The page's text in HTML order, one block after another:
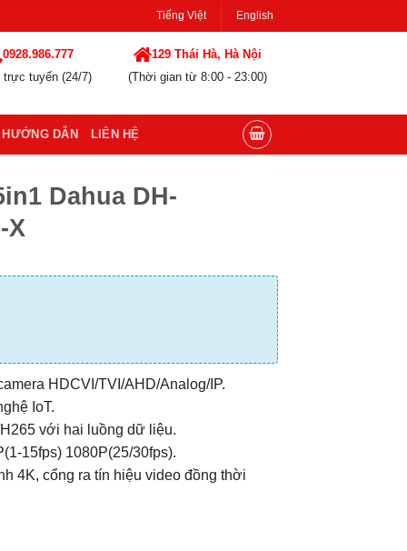
Tiếng Việt English
0928.986.777
tuyến (24/7)
129 Thái Hà, Hà Nội
(Thời gian từ 8:00 - 23:00)
HƯỚNG DẪN LIÊN HỆ
Dahua DH-
X
HDCVI/TVI/AHD/Analog/IP.
IoT.
với hai luồng dữ liệu.
15fps) 1080P(25/30fps).
4K, cổng ra tín hiệu video đồng thời